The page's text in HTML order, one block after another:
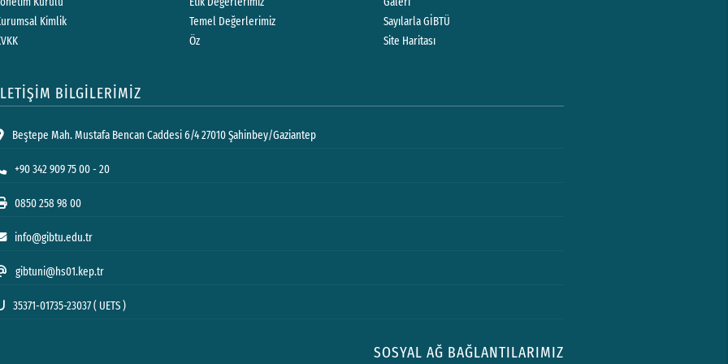
Kimlik
Temel Değerlerimiz
Öz
Sayılarla GİBTÜ
Site Haritası
BİLGİLERİMİZ
Beştepe Mah. Mustafa Bencan Caddesi 6/4 27010 Şahinbey/Gaziantep
+90 342 909 75 00 - 20
0850 258 98 00
info@gibtu.edu.tr
gibtuni@hs01.kep.tr
35371-01735-23037 ( UETS )
SOSYAL AĞ BAĞLANTILARIMIZ